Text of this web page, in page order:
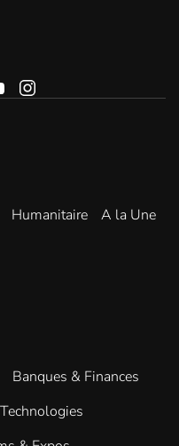
Humanitaire
A la Une
Banques & Finances